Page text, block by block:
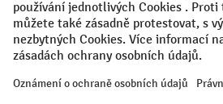
Prohlášení o ochraně osobních údajů
Nastavení ochrany osobních údajů
All prices excl. VAT plusshipping costsand